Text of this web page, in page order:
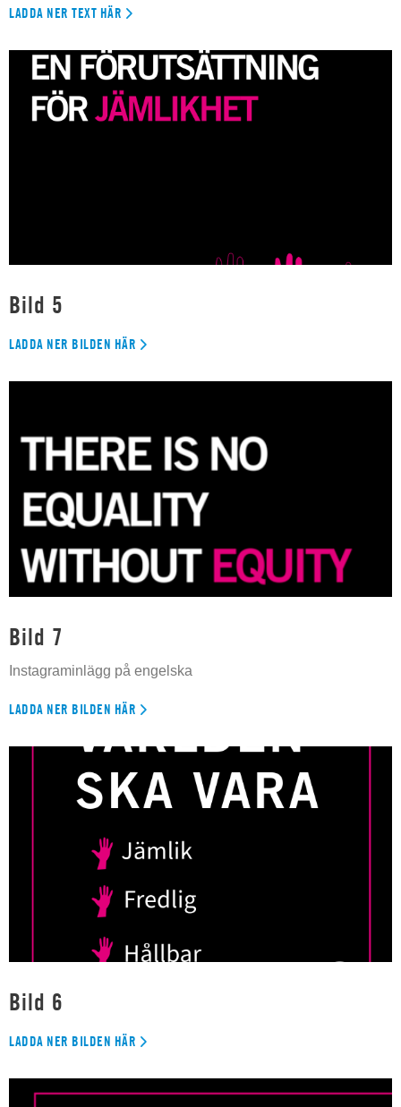
LADDA NER TEXT HÄR
Bild 5
LADDA NER BILDEN HÄR
Bild 7
Instagraminlägg på engelska
LADDA NER BILDEN HÄR
Bild 6
LADDA NER BILDEN HÄR